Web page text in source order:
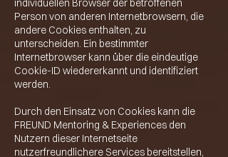
individuellen Browser der betroffenen
Person von anderen Internetbrowsern, die
andere Cookies enthalten, zu
unterscheiden. Ein bestimmter
Internetbrowser kann über die eindeutige
Cookie-ID wiedererkannt und identifiziert
werden.
Durch den Einsatz von Cookies kann die
FREUND Mentoring & Experiences den
Nutzern dieser Internetseite
nutzerfreundlichere Services bereitstellen,